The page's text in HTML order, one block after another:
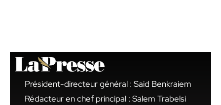
Président-directeur général : Said Benkraiem
Rédacteur en chef principal : Salem Trabelsi